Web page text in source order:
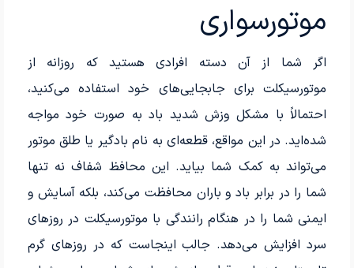
موتورسواری
اگر شما از آن دسته افرادی هستید که روزانه از
موتورسیکلت برای جابجایی‌های خود استفاده می‌کنید،
احتمالاً با مشکل وزش شدید باد به صورت خود مواجه
شده‌اید. در این مواقع، قطعه‌ای به نام بادگیر یا طلق موتور
می‌تواند به کمک شما بیاید. این محافظ شفاف نه تنها
شما را در برابر باد و باران محافظت می‌کند، بلکه آسایش و
ایمنی شما را در هنگام رانندگی با موتورسیکلت در روزهای
سرد افزایش می‌دهد. جالب اینجاست که در روزهای گرم